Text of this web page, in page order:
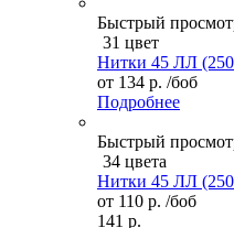
Быстрый
31 цвет
Нитки 45 ЛЛ
от 134 р. /боб
Подробнее
Быстрый
34 цвета
Нитки 45 ЛЛ
от 110 р. /боб
141 р.